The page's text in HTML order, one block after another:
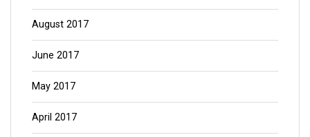
August 2017
June 2017
May 2017
April 2017